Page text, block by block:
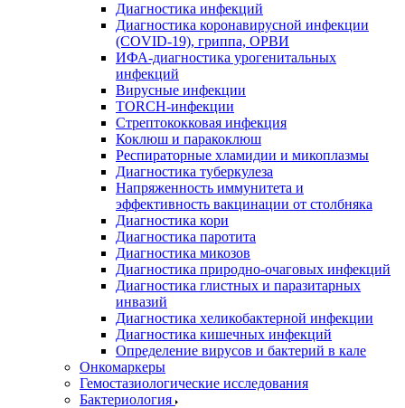
Диагностика инфекций
Диагностика коронавирусной инфекции
(COVID-19), гриппа, ОРВИ
ИФА-диагностика урогенитальных
инфекций
Вирусные инфекции
TORCH-инфекции
Стрептококковая инфекция
Коклюш и паракоклюш
Респираторные хламидии и микоплазмы
Диагностика туберкулеза
Напряженность иммунитета и
эффективность вакцинации от столбняка
Диагностика кори
Диагностика паротита
Диагностика микозов
Диагностика природно-очаговых инфекций
Диагностика глистных и паразитарных
инвазий
Диагностика хеликобактерной инфекции
Диагностика кишечных инфекций
Определение вирусов и бактерий в кале
Онкомаркеры
Гемостазиологические исследования
Бактериология